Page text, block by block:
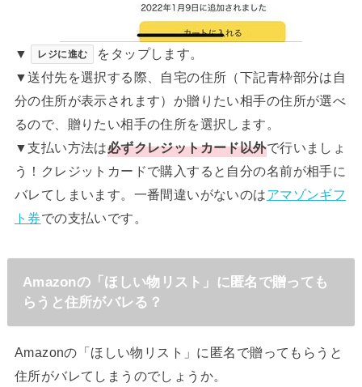
▼ レジに進む
をタップします。
▼送付先を選択する際、自宅の住所（下記青枠部分は自
分の住所が表示されます）か贈りたい相手の住所が選べ
るので、贈りたい相手の住所を選択します。
▼支払い方法は必ずクレジットカード以外で行いましょ
う！クレジットカードで購入すると自分の名前が相手に
バレてしまいます。一番間違いがないのはアマゾンギフ
ト券での支払いです。
Amazonの「ほしい物リスト」に匿名で贈っても
らうと住所がバレる？
Amazonの「ほしい物リスト」に匿名で贈ってもらうと
住所がバレてしまうのでしょうか。